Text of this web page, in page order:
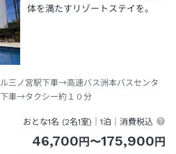
体を満たすリゾートステイを。
三ノ宮駅下車→高速バス洲本バスセンタ
車→タクシー約１０分
おとな1名 (2名1室)｜1泊 ｜消費税込
46,700円〜175,900円